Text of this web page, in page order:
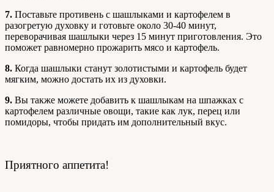
7. Поставьте противень с шашлыками и картофелем в
разогретую духовку и готовьте около 30-40 минут,
переворачивая шашлыки через 15 минут приготовления. Это
поможет равномерно прожарить мясо и картофель.
8. Когда шашлыки станут золотистыми и картофель будет
мягким, можно достать их из духовки.
9. Вы также можете добавить к шашлыкам на шпажках с
картофелем различные овощи, такие как лук, перец или
помидоры, чтобы придать им дополнительный вкус.
Приятного аппетита!